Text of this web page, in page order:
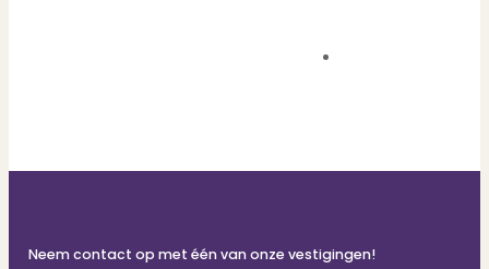
Neem contact op met één van onze vestigingen!